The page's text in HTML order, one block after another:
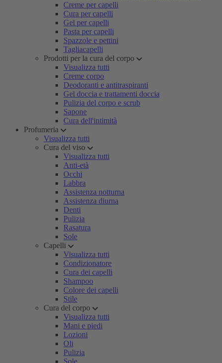
Creme per capelli
Cura per capelli
Gel per capelli
Pasta per capelli
Spazzole e pettini
Tagliacapelli
Prodotti per la cura del corpo
Visualizza tutti
Creme corpo
Deodoranti e antitraspiranti
Gel doccia e trattamenti doccia
Pulizia del corpo e scrub
Sapone
Cura dell'intimità
Profumeria
Visualizza tutti
Cura del viso
Visualizza tutti
Anti-età
Occhi
Labbra
Assistenza notturna
Assistenza diurna
Denti
Pulizia
Rasatura
Sole
Capelli
Visualizza tutti
Condizionatore
Cura dei capelli
Shampoo
Colore dei capelli
Stile
Cura del corpo
Visualizza tutti
Mani e piedi
Lozioni
Oli
Pulizia
Sole